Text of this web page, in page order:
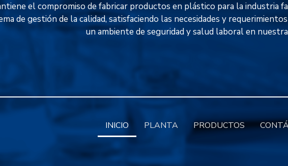
el compromiso de fabricar productos en plástico para la industria
de gestión de la calidad, satisfaciendo las necesidades y
un ambiente de seguridad y salud laboral en
INICIO PLANTA PRODUCTOS